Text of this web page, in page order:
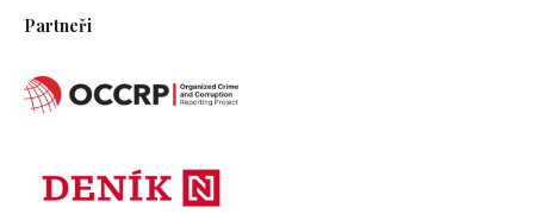
Partneři